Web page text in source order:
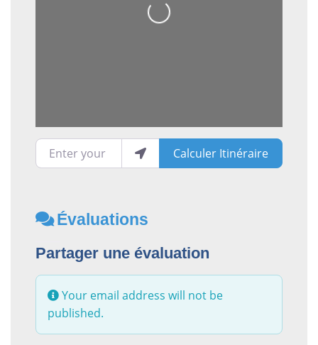
Loading...
Enter your location Calculer Itinéraire
Évaluations
Partager une évaluation
Your email address will not be
published.